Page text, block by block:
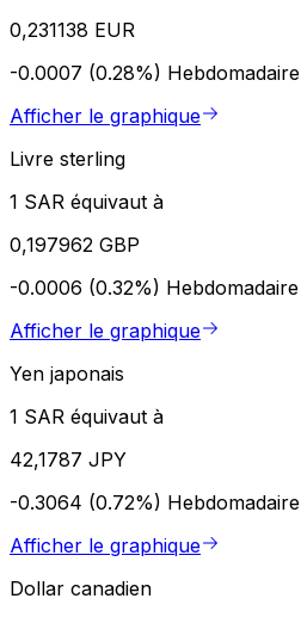
0,231138 EUR
-0.0007 (0.28%) Hebdomadaire
Afficher le graphique
Livre sterling
1 SAR équivaut à
0,197962 GBP
-0.0006 (0.32%) Hebdomadaire
Afficher le graphique
Yen japonais
1 SAR équivaut à
42,1787 JPY
-0.3064 (0.72%) Hebdomadaire
Afficher le graphique
Dollar canadien